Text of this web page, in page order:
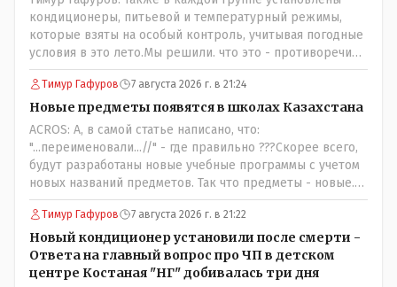
кондиционеры, питьевой и температурный режимы,
которые взяты на особый контроль, учитывая погодные
условия в это лето.Мы решили. что это - противоречие.
Вы считаете иначе?Ну тут противоречия нет. Этот
комментарий прозвучал на следующий день после
трагедии, то есть 29 июля, когда спешно установили и
воду, и новые кондиционеры, и впервые поставили
температурный режим на контроль. То есть первая
часть - информация до трагедии, вторая часть -
информация после трагедии, когда все уже было
Тимур Гафуров 7 августа 2026 г. в 21:24
Новые предметы появятся в школах Казахстана
ACROS: А, в самой статье написано, что:
"...переименовали...//" - где правильно ???Скорее всего,
будут разработаны новые учебные программы с учетом
новых названий предметов. Так что предметы - новые.
Хоть и переименованные)
Тимур Гафуров 7 августа 2026 г. в 21:22
Новый кондиционер установили после смерти -
Ответа на главный вопрос про ЧП в детском
центре Костаная "НГ" добивалась три дня